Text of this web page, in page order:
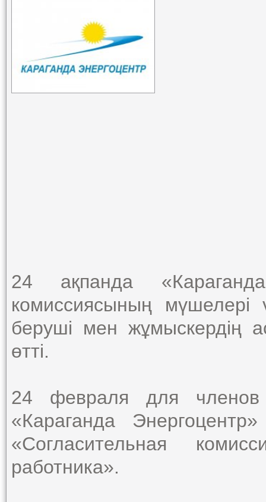
24 ақпанда
комиссиясының мүшелері
беруші мен жұмыскердің
өтті.
24 февраля для членов
«Караганда
«Согласительная
работника».